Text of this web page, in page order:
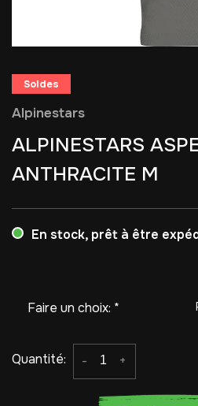
Soldes
Alpinestars
ALPINESTARS
ANTHRACITE M
En stock, prêt à être
Faire un choix: *
Quantité: +
-